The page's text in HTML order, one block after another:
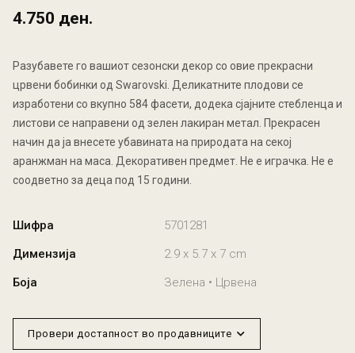
4.750 ден.
Разубавете го вашиот сезонски декор со овие прекрасни
црвени бобинки од Swarovski. Деликатните плодови се
изработени со вкупно 584 фасети, додека сјајните стебленца и
листови се направени од зелен лакиран метал. Прекрасен
начин да ја внесете убавината на природата на секој
аранжман на маса. Декоративен предмет. Не е играчка. Не е
соодветно за деца под 15 години.
Шифра
5701281
Димензија
2.9 x 5.7 x 7 cm
Боја
Зелена • Црвена
Провери достапност во продавниците